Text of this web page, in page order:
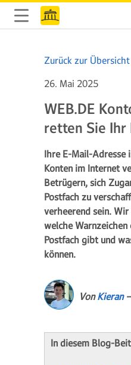
Zurück zur Übersicht
26. Mai 2025
WEB.DE
retten Sie Ihr
Ihre E-Mail-Adresse
Konten im Internet
Betrügern, sich
Postfach zu
verheerend sein.
welche
Postfach gibt und
können.
VonKieran–
In diesem Blog-